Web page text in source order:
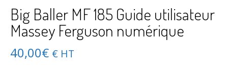
Big Baller MF 185 Guide utilisateur
Massey Ferguson numérique
40,00€ € HT